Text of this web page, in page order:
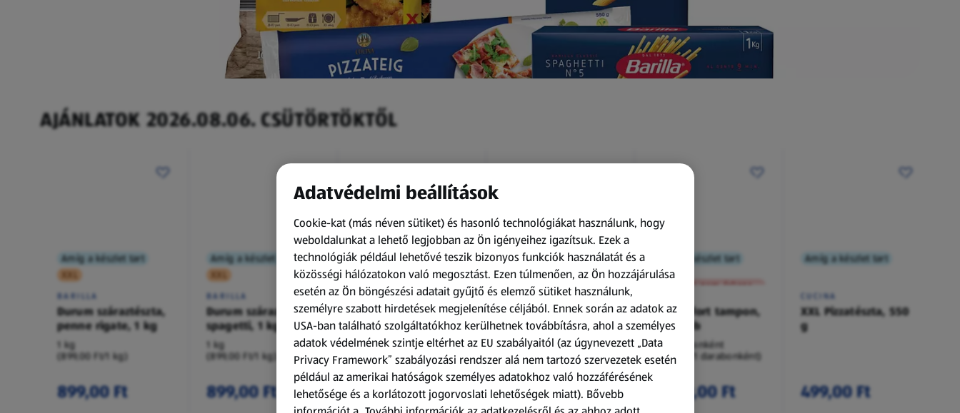
AJÁNLATOK 2026.08.06. CSÜTÖRTÖKTŐL
Amíg a készlet tart
XXL
BARILLA
Durum száraztészta,
penne rigate, 1 kg
1 kg
(899,00 Ft/1 kg)
899,00 Ft
Amíg a készlet tart
XXL
BARILLA
Durum száraztészta,
spagetti, 1 kg
1 kg
(899,00 Ft/1 kg)
899,00 Ft
Amíg a készlet tart
XXL
ACTIMEL
Actimel joghurtital, 8
palack
0,8 kg
(1 186,25 Ft/1 kg)
949,00 Ft
Amíg a készlet tart
XXL
O.B.
Procomfort tampon,
64 darab
64 darabonként
(59,36 Ft/1 darabonként)
3 799,00 Ft
Amíg a készlet tart
XXL
A termék nem érkezett meg!
Procomfort tampon,
54 darab
54 darabonként
(62,94 Ft/1 darabonként)
3 399,00 Ft
Amíg a készlet tart
CUCINA
XXL Pizzatészta, 550
g
499,00 Ft
Adatvédelmi beállítások
Cookie-kat (más néven sütiket) és hasonló technológiákat használunk, hogy
weboldalunkat a lehető legjobban az Ön igényeihez igazítsuk. Ezek a
technológiák például lehetővé teszik bizonyos funkciók használatát és a
közösségi hálózatokon való megosztást. Ezen túlmenően, az Ön hozzájárulása
esetén az Ön böngészési adatait gyűjtő és elemző sütiket használunk,
személyre szabott hirdetések megjelenítése céljából. Ennek során az adatok az
USA-ban található szolgáltatókhoz kerülhetnek továbbításra, ahol a személyes
adatok védelmének szintje eltérhet az EU szabályaitól (az úgynevezett „Data
Privacy Framework” szabályozási rendszer alá nem tartozó szervezetek esetén
például az amerikai hatóságok személyes adatokhoz való hozzáférésének
lehetősége és a korlátozott jogorvoslati lehetőségek miatt). Bővebb